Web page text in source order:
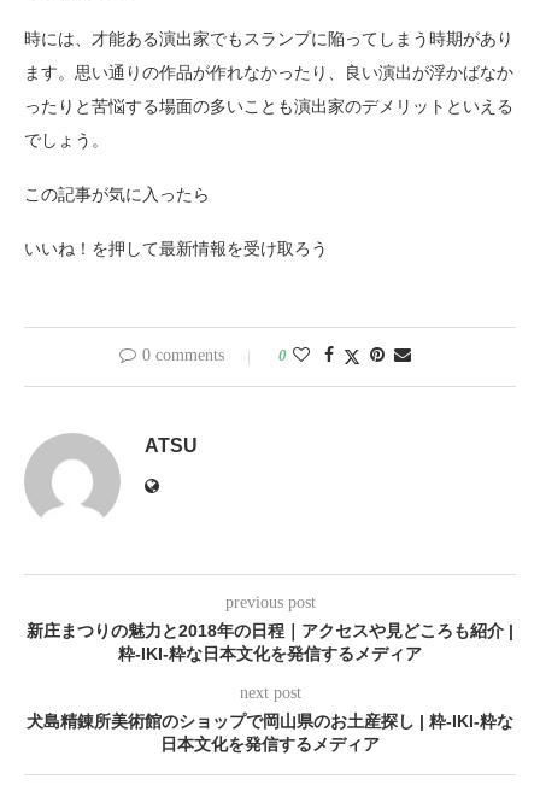
時には、才能ある演出家でもスランプに陥ってしまう時期があり
ます。思い通りの作品が作れなかったり、良い演出が浮かばなか
ったりと苦悩する場面の多いことも演出家のデメリットといえる
でしょう。
この記事が気に入ったら
いいね！を押して最新情報を受け取ろう
0 comments 0
ATSU
previous post
新庄まつりの魅力と2018年の日程｜アクセスや見どころも紹介 |
粋-IKI-粋な日本文化を発信するメディア
next post
犬島精錬所美術館のショップで岡山県のお土産探し | 粋-IKI-粋な
日本文化を発信するメディア